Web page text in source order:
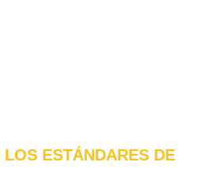
ESTÁNDARES DE